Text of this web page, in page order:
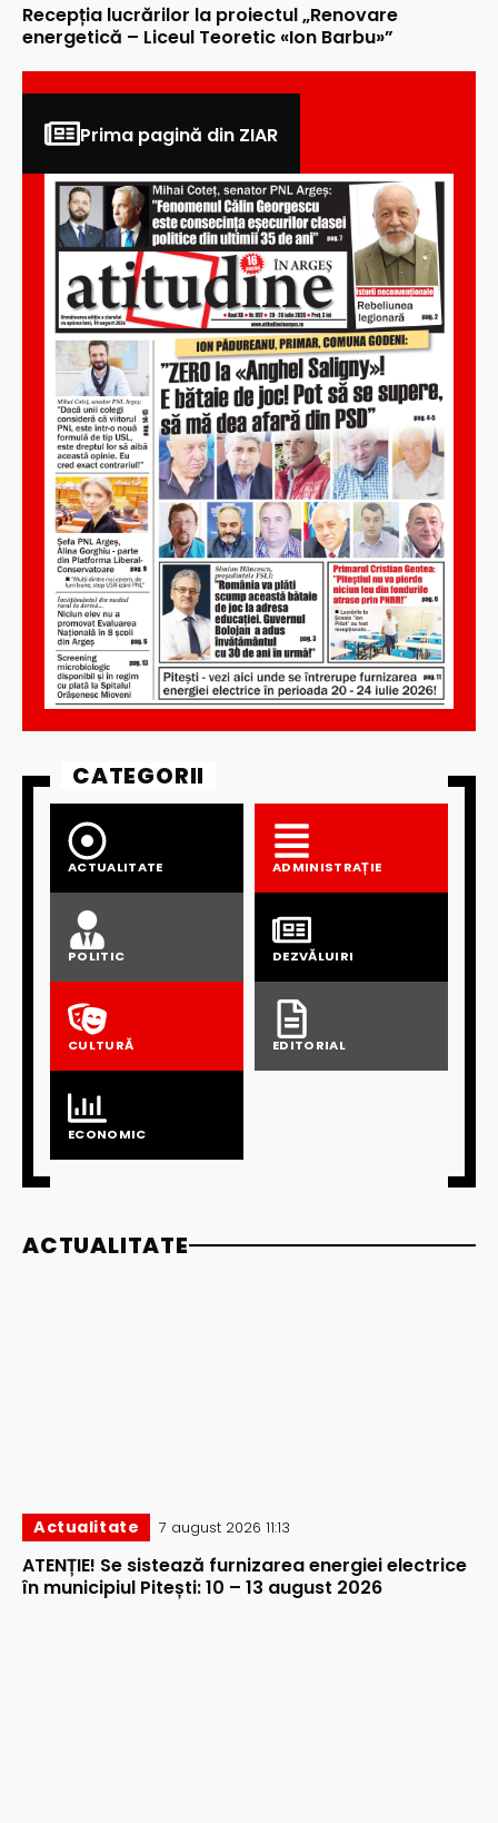
Recepția lucrărilor la proiectul „Renovare
energetică – Liceul Teoretic «Ion Barbu»”
Prima pagină din ZIAR
CATEGORII
ACTUALITATE ADMINISTRAȚIE
POLITIC DEZVĂLUIRI
CULTURĂ EDITORIAL
ECONOMIC
ACTUALITATE
Actualitate 7 august 2026 11:13
ATENȚIE! Se sistează furnizarea energiei electrice
în municipiul Pitești: 10 – 13 august 2026